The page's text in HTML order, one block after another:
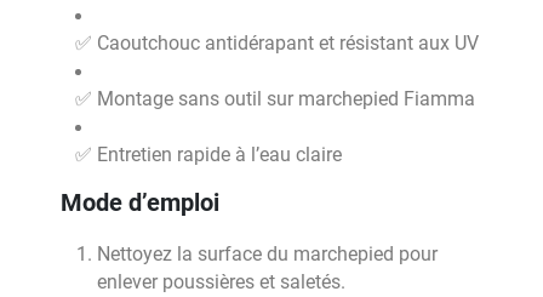
✅ Caoutchouc antidérapant et résistant aux UV
✅ Montage sans outil sur marchepied Fiamma
✅ Entretien rapide à l’eau claire
Mode d’emploi
Nettoyez la surface du marchepied pour
enlever poussières et saletés.